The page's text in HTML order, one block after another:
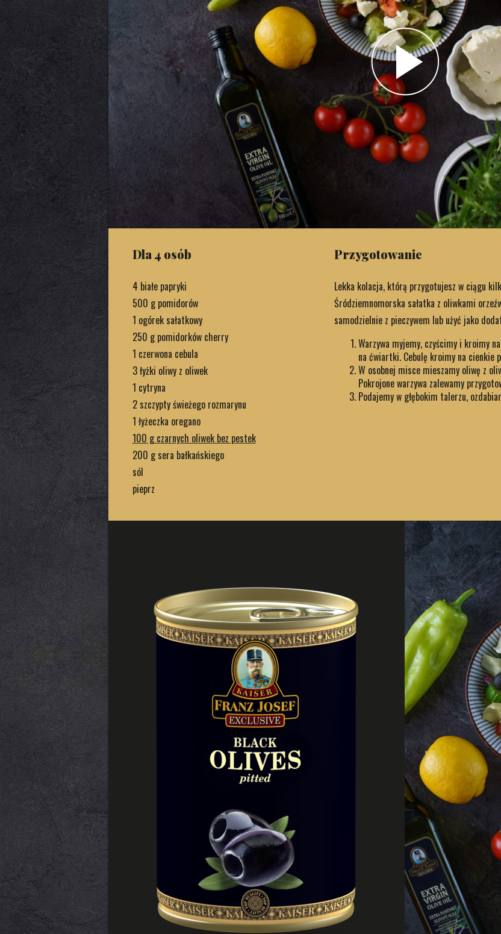
Dla 4 osób
4 białe papryki
500 g pomidorów
1 ogórek sałatkowy
250 g pomidorków cherry
1 czerwona cebula
3 łyżki oliwy z oliwek
1 cytryna
2 szczypty świeżego rozmarynu
1 łyżeczka oregano
100 g czarnych oliwek bez pestek
200 g sera bałkańskiego
sól
pieprz
Przygotowanie
Lekka kolacja, którą przygotujesz w ciągu
Śródziemnomorska sałatka z oliwkami
samodzielnie z pieczywem lub użyć jako
Warzywa myjemy, czyścimy i kroimy
na ćwiartki. Cebulę kroimy na
W osobnej misce mieszamy oliwę z
Pokrojone warzywa zalewamy
Podajemy w głębokim talerzu,